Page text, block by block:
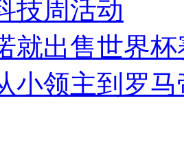
技周活动
就出售世界
小领主到罗